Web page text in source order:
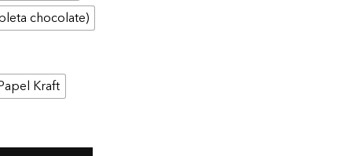
chocolate)
Kraft